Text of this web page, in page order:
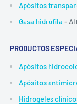
Apósitos
Gasa hidrófila -
PRODUCTOS
Apósitos
Apósitos
Hidrogeles